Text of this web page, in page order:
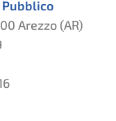
Arezzo (AR)